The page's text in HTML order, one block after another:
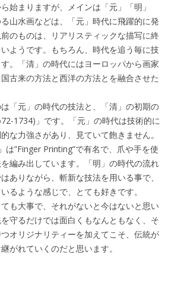
始まりますが、メインは「元」「明」
る山水画などは、「元」時代に飛躍的に発
のものは、リアリスティックな描写に終
ようです。もちろん、時代を追う毎に技
。「清」の時代にはヨーロッパから画家
古来の方法と西洋の方法とを融合させた
「元」の時代の技法と、「清」の初期の
1734)」です。「元」の時代は技術的に
な力強さがあり、見ていて飽きません。
は”Finger Printing”で有名で、爪や手を使
編み出しています。「明」の時代の流れ
ありながら、斬新な技法を用いる事で、
るような感じで、とても好きです。
も大事で、それがないと今はないと思い
守るだけでは面白くもなんともなく、そ
オリジナリティーを加えてこそ、伝統が
がれていくのだと思います。